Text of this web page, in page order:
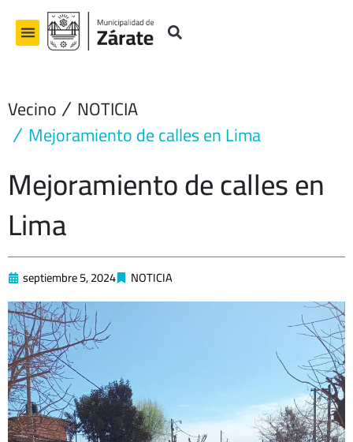
contenido
Vecino NOTICIA
Mejoramiento de calles en Lima
Mejoramiento de calles en
Lima
septiembre 5, 2024 NOTICIA